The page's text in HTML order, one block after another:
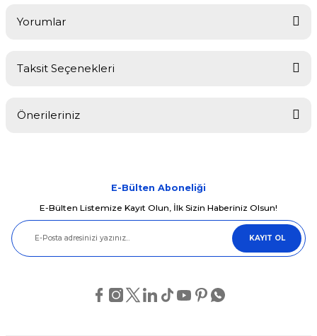
Yorumlar
Taksit Seçenekleri
Önerileriniz
Görüş ve önerileriniz için teşekkür ederiz.
Ürün resmi kalitesiz, bozuk veya görüntülenemiyor.
Ürün açıklamasında eksik bilgiler bulunuyor.
Bu ürüne benzer farklı alternatifler olmalı.
E-Bülten Aboneliği
E-Bülten Listemize Kayıt Olun, İlk Sizin Haberiniz Olsun!
KAYIT OL